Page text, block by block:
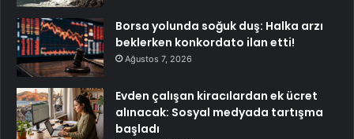
Borsa yolunda soğuk duş: Halka arzı
beklerken konkordato ilan etti!
Ağustos 7, 2026
Evden çalışan kiracılardan ek ücret
alınacak: Sosyal medyada tartışma
başladı